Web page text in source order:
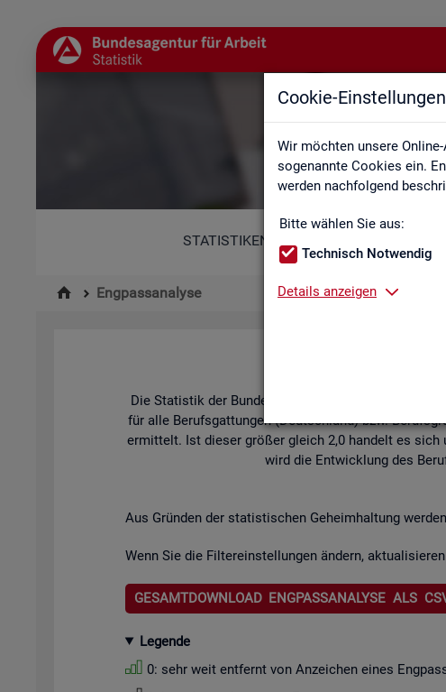
Cookie-Einstellungen
Wir möchten unsere
sogenannte Cookies ein.
werden nachfolgend
Bitte wählen Sie aus:
Technisch Notwendig
Details anzeigen
STATISTIKEN
Engpassanalyse
Die Sta­tis­tik der Bun­des­agen­tur für Ar­beit
für alle Be­rufs­gat­tun­gen (Deutsch­land) bzw.
er­mit­telt. Ist die­ser grö­ßer gleich 2,0 han­delt es sich
wird die Ent­wick­lung des
Aus Grün­den der sta­tis­ti­schen Ge­heim­hal­tung
Wenn Sie die Fil­ter­ein­stel­lun­gen än­dern,
GESAMTDOWNLOAD ENGPASSANALYSE ALS
Le­gen­de
0: sehr weit ent­fernt von An­zei­chen eines